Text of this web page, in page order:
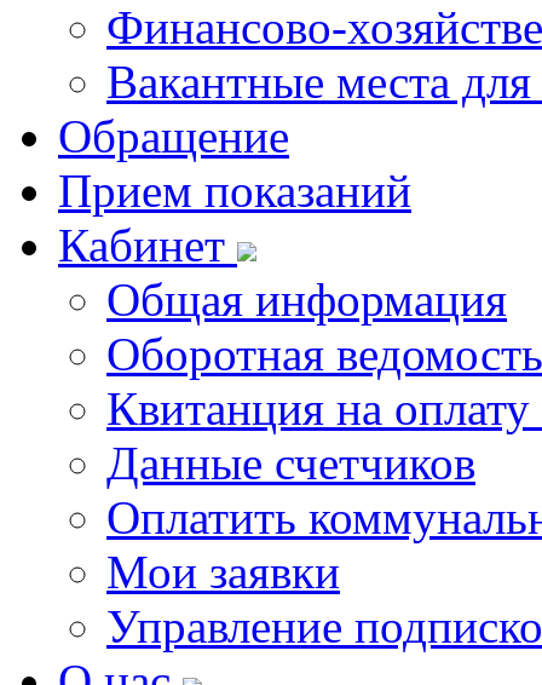
Финансово-
Вакантные места
Обращение
Прием показаний
Кабинет
Общая информация
Оборотная ведомость
Квитанция на
Данные счетчиков
Оплатить
Мои заявки
Управление